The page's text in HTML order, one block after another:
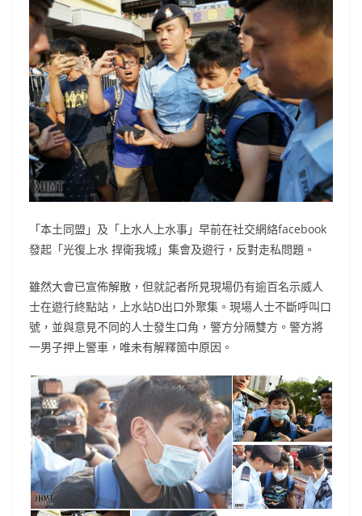
「本土同盟」及「上水人上水事」早前在社交網絡facebook
發起「光復上水 捍衛我城」集會及遊行，反對走私問題。
雖然大會已宣佈解散，但就記者所見現場仍有逾百名示威人
士在遊行終點站，上水站D出口外聚集。現場人士不斷呼叫口
號，並與意見不同的人士發生口角，警方分隔雙方。警方將
一男子押上警車，唯未有解釋箇中原因。